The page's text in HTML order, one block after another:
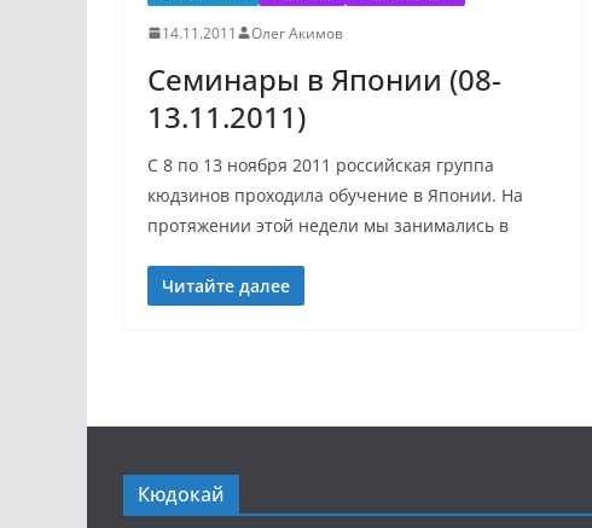
14.11.2011 Олег Акимов
Семинары в Японии (08-
13.11.2011)
С 8 по 13 ноября 2011 российская группа
кюдзинов проходила обучение в Японии. На
протяжении этой недели мы занимались в
Читайте далее
Кюдокай